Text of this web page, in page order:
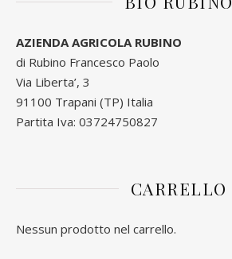
AZIENDA AGRICOLA RUBINO
di Rubino Francesco Paolo
Via Liberta’, 3
91100 Trapani (TP) Italia
Partita Iva: 03724750827
CARRELLO
Nessun prodotto nel carrello.